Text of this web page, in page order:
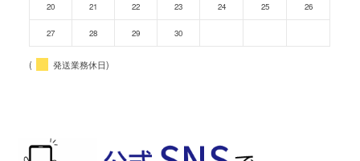
20 21 22 23 24 25 26
27 28 29 30
( 発送業務休日)